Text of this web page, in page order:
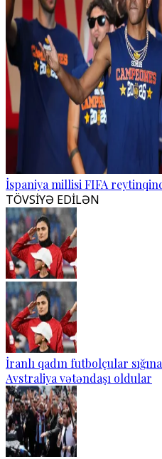
İspaniya millisi FIFA
TÖVSİYƏ EDİLƏN
İranlı qadın futbolçular
Avstraliya vətəndaşı oldular